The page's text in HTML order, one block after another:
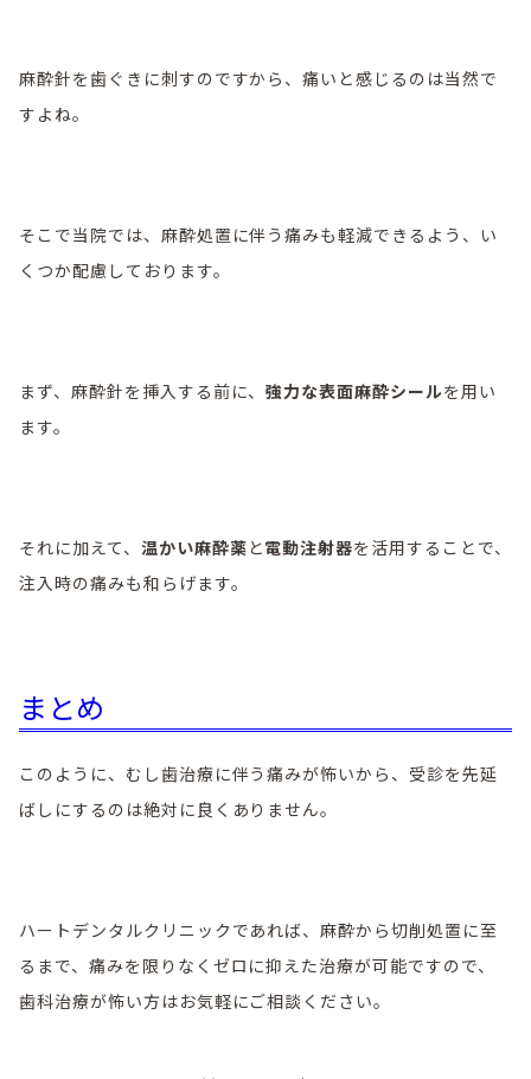
麻酔針を歯ぐきに刺すのですから、痛いと感じるのは当然で
すよね。
そこで当院では、麻酔処置に伴う痛みも軽減できるよう、い
くつか配慮しております。
まず、麻酔針を挿入する前に、強力な表面麻酔シールを用い
ます。
それに加えて、 温かい麻酔薬と電動注射器を活用することで、
注入時の痛みも和らげます。
まとめ
このように、むし歯治療に伴う痛みが怖いから、受診を先延
ばしにするのは絶対に良くありません。
ハートデンタルクリニックであれば、麻酔から切削処置に至
るまで、痛みを限りなくゼロに抑えた治療が可能ですので、
歯科治療が怖い方はお気軽にご相談ください。